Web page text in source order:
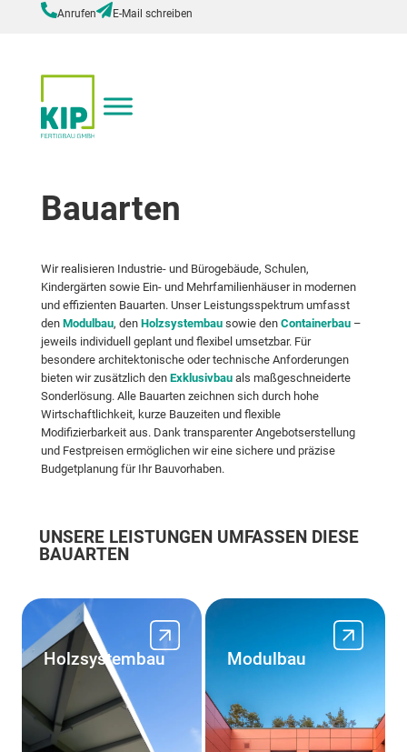
Anrufen E-Mail schreiben
Bauarten
Wir realisieren Industrie- und Bürogebäude, Schulen,
Kindergärten sowie Ein- und Mehrfamilienhäuser in modernen
und effizienten Bauarten. Unser Leistungsspektrum umfasst
den Modulbau, den Holzsystembausowie den Containerbau–
jeweils individuell geplant und flexibel umsetzbar. Für
besondere architektonische oder technische Anforderungen
bieten wir zusätzlich den Exklusivbauals maßgeschneiderte
Sonderlösung. Alle Bauarten zeichnen sich durch hohe
Wirtschaftlichkeit, kurze Bauzeiten und flexible
Modifizierbarkeit aus. Dank transparenter Angebotserstellung
und Festpreisen ermöglichen wir eine sichere und präzise
Budgetplanung für Ihr Bauvorhaben.
UNSERE LEISTUNGEN UMFASSEN DIESE
BAUARTEN
Holz­systembau Modul­bau